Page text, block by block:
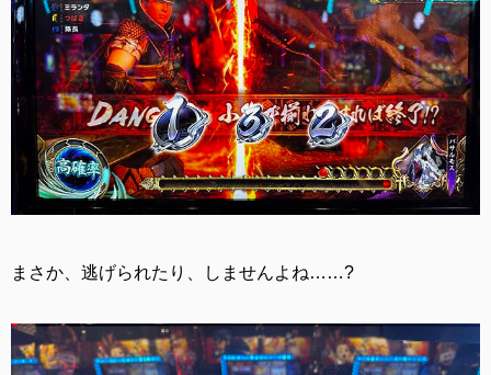
まさか、逃げられたり、しませんよね……?